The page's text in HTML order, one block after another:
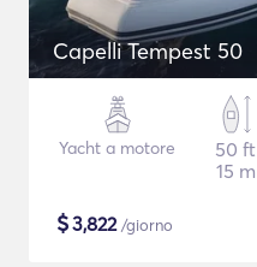
Capelli Tempest 50
Yacht a motore
50 ft
15 m
$3,822/giorno